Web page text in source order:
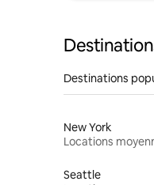
Destinations
New York
Seattle